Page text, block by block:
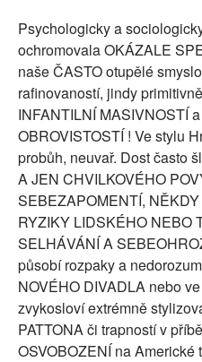
Psychologicky a
ochromovala OKÁZALE
naše ČASTO otupělé
rafinovaností, jindy
INFANTILNÍ MASIVNOSTÍ
OBROVISTOSTÍ ! Ve stylu
probůh, neuvař. Dost často
A JEN CHVILKOVÉHO
SEBEZAPOMENTÍ,
RYZIKY LIDSKÉHO NEBO
SELHÁVÁNÍ A
působí rozpaky a
NOVÉHO DIVADLA nebo
zvykosloví extrémně
PATTONA či trapností v
OSVOBOZENÍ na Americké